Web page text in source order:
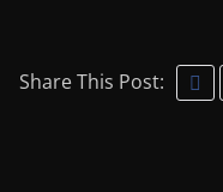
Share This Post: